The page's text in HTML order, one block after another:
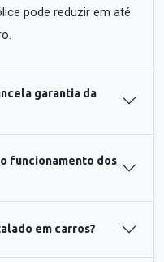
pode reduzir em até
garantia da
funcionamento dos
em carros?